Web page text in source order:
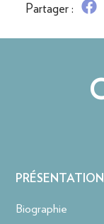
Partager :
PRÉSENTATION
Biographie